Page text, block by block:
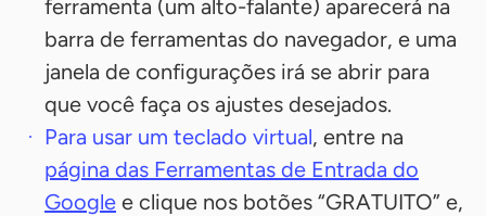
ferramenta (um alto-falante) aparecerá na
barra de ferramentas do navegador, e uma
janela de configurações irá se abrir para
que você faça os ajustes desejados.
Para usar um teclado virtual, entre na
página das Ferramentas de Entrada do
Google e clique nos botões “GRATUITO” e,